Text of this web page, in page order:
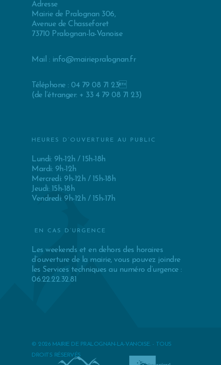
Adresse
Mairie de Pralognan 306,
Avenue de Chasseforet
73710 Pralognan-la-Vanoise
Mail : info@mairiepralognan.fr
Téléphone : 04 79 08 71 23
(de l’étranger: + 33 4 79 08 71 23)
HEURES D’OUVERTURE AU PUBLIC
Lundi: 9h-12h / 15h-18h
Mardi: 9h-12h
Mercredi: 9h-12h / 15h-18h
Jeudi: 15h-18h
Vendredi: 9h-12h / 15h-17h
EN CAS D’URGENCE
Les weekends et en dehors des horaires
d’ouverture de la mairie, vous pouvez joindre
les Services techniques au numéro d’urgence :
06.22.22.32.81
© 2026 MAIRIE DE PRALOGNAN-LA-VANOISE. - TOUS
DROITS RÉSERVÉS